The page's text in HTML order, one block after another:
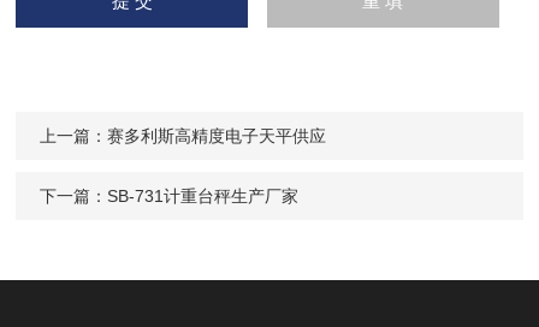
上一篇：赛多利斯高精度电子天平供应
下一篇： SB-731计重台秤生产厂家